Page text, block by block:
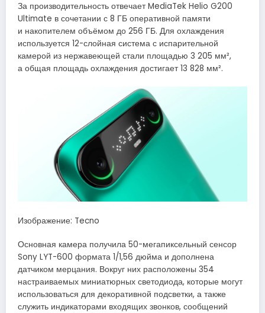
За производительность отвечает MediaTek Helio G200
Ultimate в сочетании с 8 ГБ оперативной памяти
и накопителем объёмом до 256 ГБ. Для охлаждения
используется 12-слойная система с испарительной
камерой из нержавеющей стали площадью 3 205 мм²,
а общая площадь охлаждения достигает 13 828 мм².
Изображение: Tecno
Основная камера получила 50-мегапиксельный сенсор
Sony LYT-600 формата 1/1,56 дюйма и дополнена
датчиком мерцания. Вокруг них расположены 354
настраиваемых миниатюрных светодиода, которые могут
использоваться для декоративной подсветки, а также
служить индикаторами входящих звонков, сообщений